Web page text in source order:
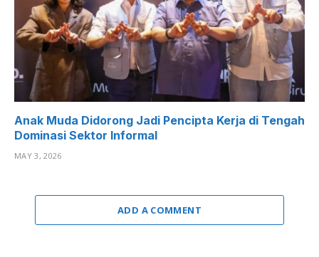
Anak Muda Didorong Jadi Pencipta Kerja di Tengah
Dominasi Sektor Informal
MAY 3, 2026
ADD A COMMENT